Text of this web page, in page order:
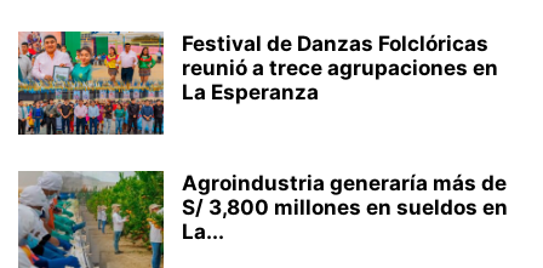
Festival de Danzas Folclóricas
reunió a trece agrupaciones en
La Esperanza
Agroindustria generaría más de
S/ 3,800 millones en sueldos en
La...